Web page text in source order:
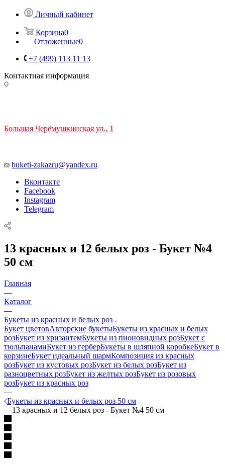
Личный кабинет
Корзина0
Отложенные0
+7 (499) 113 11 13
Контактная информация
Большая Черёмушкинская ул., 1
buketi-zakazru@yandex.ru
Вконтакте
Facebook
Instagram
Telegram
13 красных и 12 белых роз - Букет №4
50 см
Главная
—
Каталог
—
Букеты из красных и белых роз
Букет цветовАвторские букетыБукеты из красных и белых
розБукет из хризантемБукеты из пионовидных розБукет с
тюльпанамиБукет из герберБукеты в шляпной коробкеБукет в
корзинеБукет идеальный шармКомпозиция из красных
розБукет из кустовых розБукет из белых розБукет из
разноцветных розБукет из желтых розБукет из розовых
розБукет из красных роз
—
Букеты из красных и белых роз 50 см
—13 красных и 12 белых роз - Букет №4 50 см